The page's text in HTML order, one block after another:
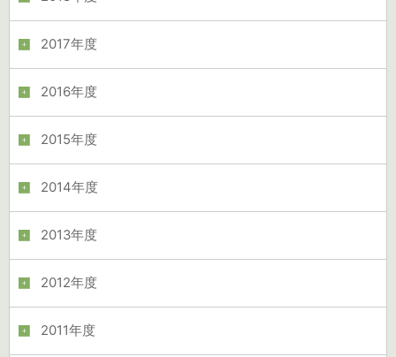
2017年度
2016年度
2015年度
2014年度
2013年度
2012年度
2011年度